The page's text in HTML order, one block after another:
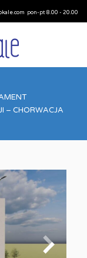
pon-pt 8.00 - 20.00
– CHORWACJA